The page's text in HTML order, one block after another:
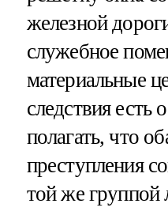
железной
служебное
материальные
следствия есть
полагать, что
преступления
той же группой